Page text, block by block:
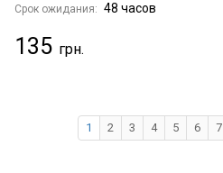
Срок ожидания: 48 часов
135
1 2 3 4 5 6 7